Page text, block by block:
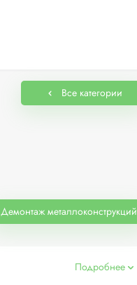
Все категории
Демонтаж металлоконструкций
Подробнее